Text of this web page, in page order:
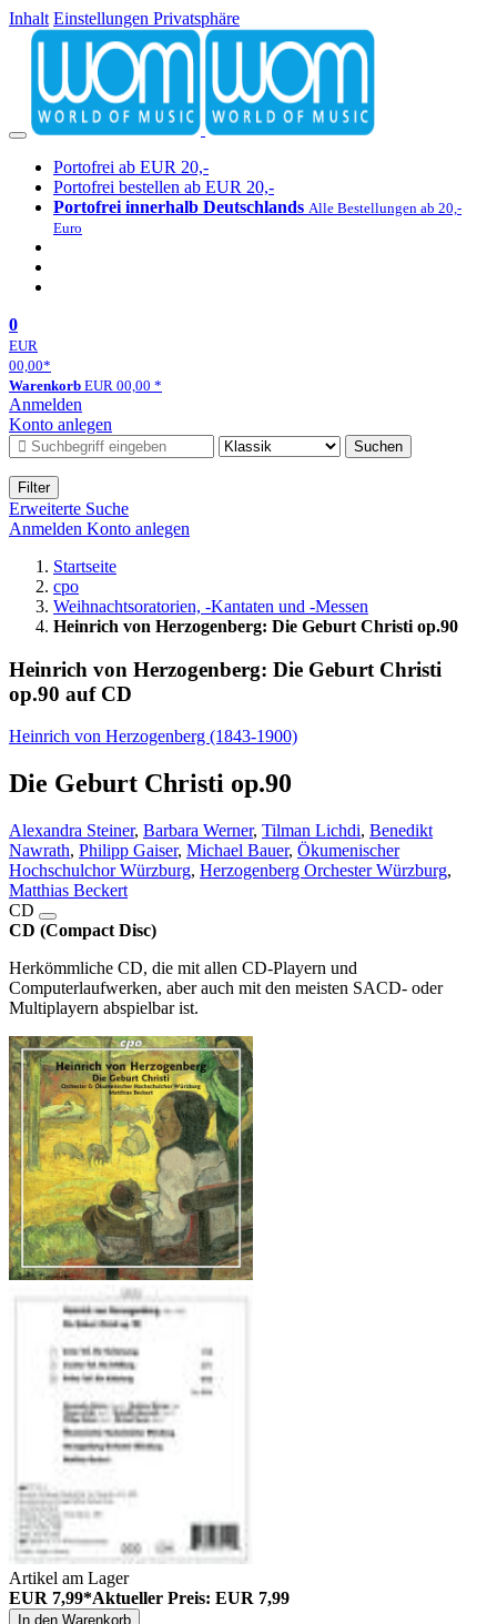
Inhalt Einstellungen Privatsphäre
Portofrei ab EUR 20,-
Portofrei bestellen ab EUR 20,-
Portofrei innerhalb Deutschlands Alle Bestellungen ab 20,-
Euro
0
EUR
00,00*
Warenkorb EUR 00,00 *
Anmelden
Konto anlegen
Suchen
Filter
Erweiterte Suche
Anmelden Konto anlegen
Startseite
cpo
Weihnachtsoratorien, -Kantaten und -Messen
Heinrich von Herzogenberg: Die Geburt Christi op.90
Heinrich von Herzogenberg: Die Geburt Christi
op.90 auf CD
Heinrich von Herzogenberg (1843-1900)
Die Geburt Christi op.90
Alexandra Steiner, Barbara Werner, Tilman Lichdi, Benedikt
Nawrath, Philipp Gaiser, Michael Bauer, Ökumenischer
Hochschulchor Würzburg, Herzogenberg Orchester Würzburg,
Matthias Beckert
CD
CD (Compact Disc)
Herkömmliche CD, die mit allen CD-Playern und
Computerlaufwerken, aber auch mit den meisten SACD- oder
Multiplayern abspielbar ist.
Artikel am Lager
EUR 7,99*Aktueller Preis: EUR 7,99
In den Warenkorb